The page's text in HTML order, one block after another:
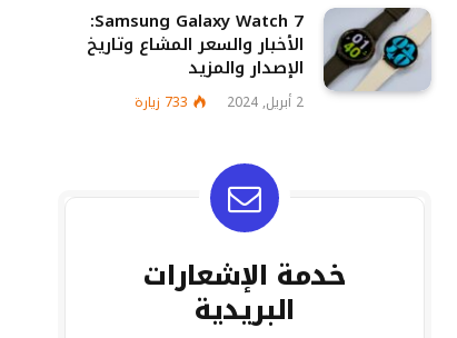
Samsung Galaxy Watch 7:
الأخبار والسعر المشاع وتاريخ
الإصدار والمزيد
2 أبريل, 2024 733 زيارة
خدمة الإشعارات
البريدية